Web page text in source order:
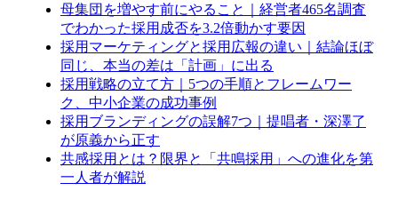
母集団を増やす前にやること｜経営者465名調査
でわかった採用成否を3.2倍動かす要因
採用マーケティングと採用広報の違い｜結論ほぼ
同じ、本当の差は「計画」に出る
採用戦略の立て方｜5つの手順とフレームワー
ク、中小企業の成功事例
採用ブランディングの誤解7つ｜提唱者・深澤了
が原義から正す
共感採用とは？限界と「共鳴採用」への進化を第
一人者が解説